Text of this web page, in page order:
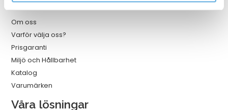
Om oss
Varför välja oss?
Prisgaranti
Miljö och Hållbarhet
Katalog
Varumärken
Våra lösningar